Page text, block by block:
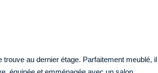
au dernier étage. Parfaitement meublé, il